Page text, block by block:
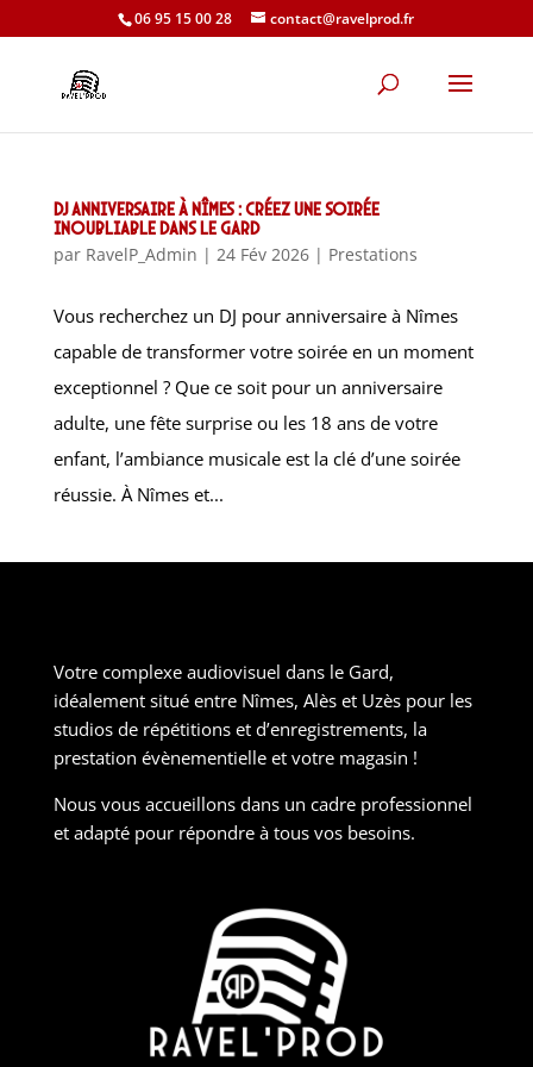
06 95 15 00 28 contact@ravelprod.fr
DJ anniversaire à Nîmes : créez une soirée
inoubliable dans le Gard
par RavelP_Admin | 24 Fév 2026| Prestations
Vous recherchez un DJ pour anniversaire à Nîmes
capable de transformer votre soirée en un moment
exceptionnel ? Que ce soit pour un anniversaire
adulte, une fête surprise ou les 18 ans de votre
enfant, l’ambiance musicale est la clé d’une soirée
réussie. À Nîmes et...
Votre complexe audiovisuel dans le Gard,
idéalement situé entre Nîmes, Alès et Uzès pour les
studios de répétitions et d’enregistrements, la
prestation évènementielle et votre magasin !
Nous vous accueillons dans un cadre professionnel
et adapté pour répondre à tous vos besoins.